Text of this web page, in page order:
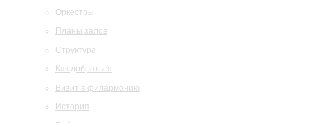
Оркестры
Планы залов
Структура
Как добраться
Визит в филармонию
История